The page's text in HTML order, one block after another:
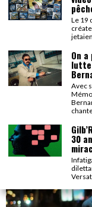
Le 19
On
lutte
Avec
30